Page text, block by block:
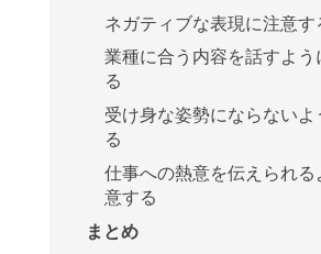
ネガティブな表現に注意す
業種に合う内容を話すよう
る
受け身な姿勢にならないよ
る
仕事への熱意を伝えられる
意する
まとめ